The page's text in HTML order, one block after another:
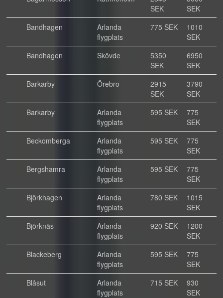
SEK
SEK
Bandhagen
Arlanda
flygplats
775 SEK
1010
SEK
Bandhagen
Skövde
5350
SEK
6950
SEK
Barkarby
Örebro
2915
SEK
3790
SEK
Barkarby
Arlanda
flygplats
595 SEK
775
SEK
Beckomberga
Arlanda
flygplats
595 SEK
775
SEK
Bergshamra
Arlanda
flygplats
595 SEK
775
SEK
Björkhagen
Arlanda
flygplats
780 SEK
1015
SEK
Björknäs
Arlanda
flygplats
920 SEK
1200
SEK
Blackeberg
Arlanda
flygplats
595 SEK
775
SEK
Blåsut
Arlanda
flygplats
715 SEK
930
SEK